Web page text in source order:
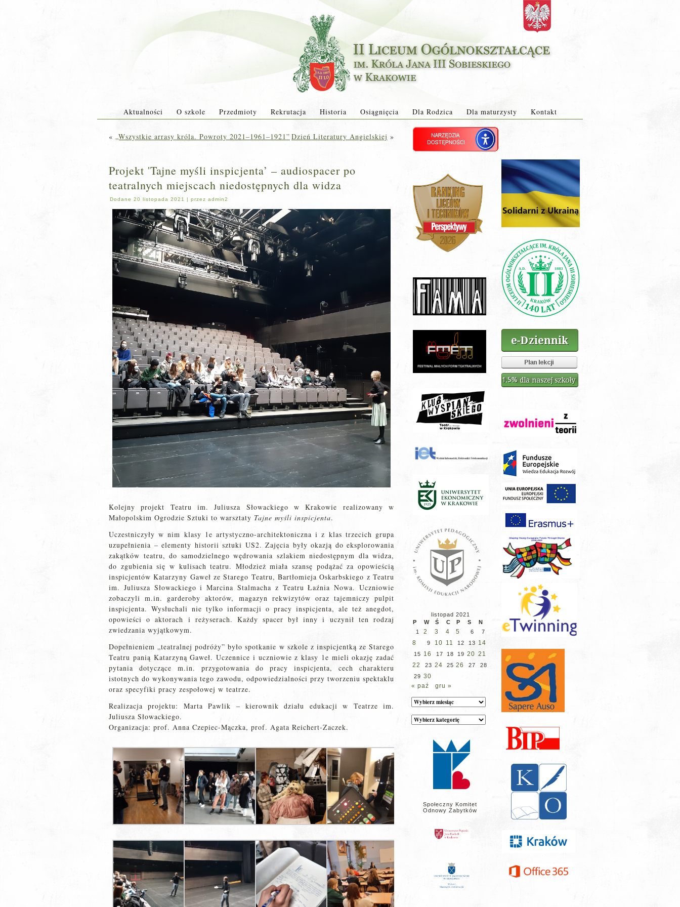
Aktualności O szkole Przedmioty Rekrutacja Historia Osiągnięcia Dla Rodzica Dla maturzysty Kontakt
« „Wszystkie arrasy króla. Powroty 2021–1961–1921” Dzień Literatury Angielskiej »
Projekt 'Tajne myśli inspicjenta’ – audiospacer po
teatralnych miejscach niedostępnych dla widza
Dodane 20 listopada 2021 | przez admin2
Kolejny projekt Teatru im. Juliusza Słowackiego w Krakowie realizowany w
Małopolskim Ogrodzie Sztuki to warsztaty Tajne myśli inspicjenta.
Uczestniczyły w nim klasy 1e artystyczno-architektoniczna i z klas trzecich grupa
uzupełnienia – elementy historii sztuki US2. Zajęcia były okazją do eksplorowania
zakątków teatru, do samodzielnego wędrowania szlakiem niedostępnym dla widza,
do zgubienia się w kulisach teatru. Młodzież miała szansę podążać za opowieścią
inspicjentów Katarzyny Gaweł ze Starego Teatru, Bartłomieja Oskarbskiego z Teatru
im. Juliusza Słowackiego i Marcina Stalmacha z Teatru Łaźnia Nowa. Uczniowie
zobaczyli m.in. garderoby aktorów, magazyn rekwizytów oraz tajemniczy pulpit
inspicjenta. Wysłuchali nie tylko informacji o pracy inspicjenta, ale też anegdot,
opowieści o aktorach i reżyserach. Każdy spacer był inny i uczynił ten rodzaj
zwiedzania wyjątkowym.
Dopełnieniem „teatralnej podróży” było spotkanie w szkole z inspicjentką ze Starego
Teatru panią Katarzyną Gaweł. Uczennice i uczniowie z klasy 1e mieli okazję zadać
pytania dotyczące m.in. przygotowania do pracy inspicjenta, cech charakteru
istotnych do wykonywania tego zawodu, odpowiedzialności przy tworzeniu spektaklu
oraz specyfiki pracy zespołowej w teatrze.
Realizacja projektu: Marta Pawlik – kierownik działu edukacji w Teatrze im.
Juliusza Słowackiego.
Organizacja: prof. Anna Czepiec-Mączka, prof. Agata Reichert-Zaczek.
listopad 2021
P
W Ś C P S
N
1
2 3 4 5 6 7
8 9 10 11 12 13 14
15 16 17 18 19 20 21
22
23 24 25 26 27
28
29 30
« paź
gru »
Archiwum
Kategorie
wpisów
Społeczny Komitet
Odnowy Zabytków